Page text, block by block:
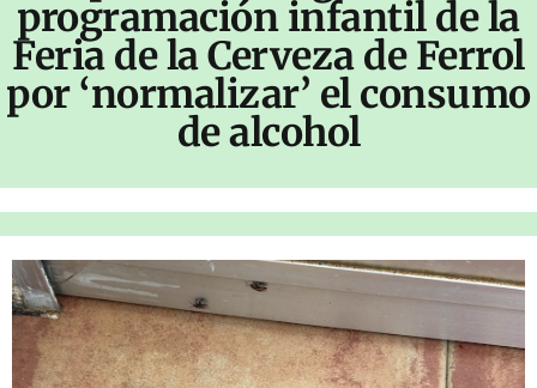
programación infantil de la
Feria de la Cerveza de Ferrol
por ‘normalizar’ el consumo
de alcohol